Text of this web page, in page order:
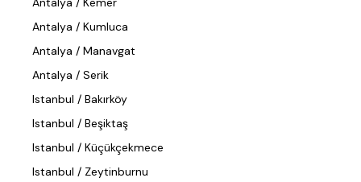
Antalya / Kumluca
Antalya / Manavgat
Antalya / Serik
Istanbul / Bakırköy
Istanbul / Beşiktaş
Istanbul / Küçükçekmece
Istanbul / Zeytinburnu